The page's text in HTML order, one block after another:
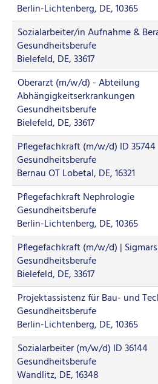
Berlin-Lichtenberg, DE, 10365
Sozialarbeiter/in Aufnahme &
Gesundheitsberufe
Bielefeld, DE, 33617
Oberarzt (m/w/d) - Abteilung
Abhängigkeitserkrankungen
Gesundheitsberufe
Bielefeld, DE, 33617
Pflegefachkraft (m/w/d) ID 35744
Gesundheitsberufe
Bernau OT Lobetal, DE, 16321
Pflegefachkraft Nephrologie
Gesundheitsberufe
Berlin-Lichtenberg, DE, 10365
Pflegefachkraft (m/w/d) |
Gesundheitsberufe
Bielefeld, DE, 33617
Projektassistenz für Bau- und
Gesundheitsberufe
Berlin-Lichtenberg, DE, 10365
Sozialarbeiter (m/w/d) ID 36144
Gesundheitsberufe
Wandlitz, DE, 16348